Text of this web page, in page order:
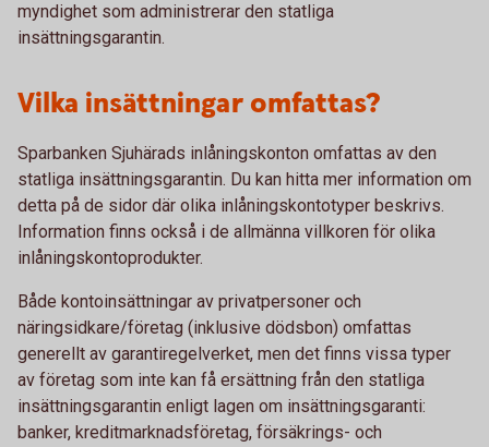
myndighet som administrerar den statliga
insättningsgarantin.
Vilka insättningar omfattas?
Sparbanken Sjuhärads inlåningskonton omfattas av den
statliga insättningsgarantin. Du kan hitta mer information om
detta på de sidor där olika inlåningskontotyper beskrivs.
Information finns också i de allmänna villkoren för olika
inlåningskontoprodukter.
Både kontoinsättningar av privatpersoner och
näringsidkare/företag (inklusive dödsbon) omfattas
generellt av garantiregelverket, men det finns vissa typer
av företag som inte kan få ersättning från den statliga
insättningsgarantin enligt lagen om insättningsgaranti:
banker, kreditmarknadsföretag, försäkrings- och